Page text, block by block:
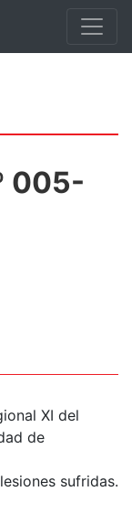
005-
XI del
de
sufridas.